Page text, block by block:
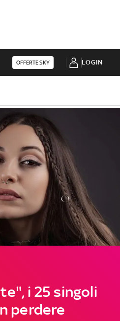
OFFERTE SKY LOGIN
i 25 singoli
perdere